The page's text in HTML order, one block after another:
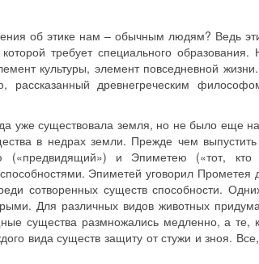
об этике нам – обычным людям? Ведь
требует специального
культуры, элемент повседневной
рассказанный древнегреческим
уже существовала земля, но не было еще
в недрах земли. Прежде чем
(«предвидящий») и Эпиметею («тот, кто
Эпиметей уговорил Прометея
сотворенных существ способности.
Для различных видов животных
существа размножались медленно, а
вида существ защиту от стужи и зноя.